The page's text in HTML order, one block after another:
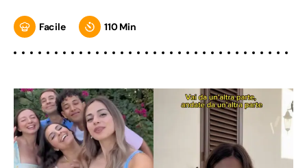
Facile 110 Min